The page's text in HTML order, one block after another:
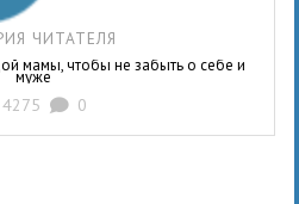
ЧИТАТЕЛЯ
мамы, чтобы не забыть о себе и
муже
4275 K 0